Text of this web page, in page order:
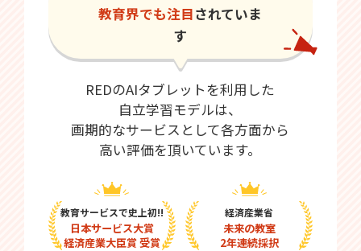
教育界でも注目されていま
す
REDのAIタブレットを利用した
自立学習モデルは、
画期的なサービスとして各方面から
高い評価を頂いています。
教育サービスで史上初!!
日本サービス大賞
経済産業大臣賞 受賞
経済産業省
未来の教室
2年連続採択